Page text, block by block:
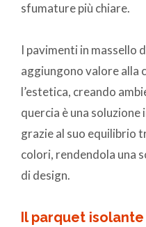
sfumature più chiare.
I pavimenti in massello
aggiungono valore alla
l’estetica, creando
quercia è una
grazie al suo equilibrio
colori, rendendola una
di design.
Il parquet